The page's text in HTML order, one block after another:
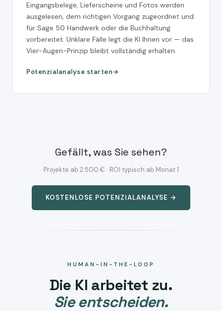
Eingangsbelege, Lieferscheine und Fotos werden
ausgelesen, dem richtigen Vorgang zugeordnet und
für Sage 50 Handwerk oder die Buchhaltung
vorbereitet. Unklare Fälle legt die KI Ihnen vor — das
Vier-Augen-Prinzip bleibt vollständig erhalten.
Potenzialanalyse starten
Gefällt, was Sie sehen?
Projekte ab 2.500 € · ROI typisch ab Monat 1
KOSTENLOSE POTENZIALANALYSE →
HUMAN-IN-THE-LOOP
Die KI arbeitet zu.
Sie entscheiden.